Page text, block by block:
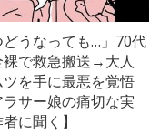
どうなっても…」70代
裸で救急搬送→大人
ツを手に最悪を覚悟
サー娘の痛切な実
に聞く】